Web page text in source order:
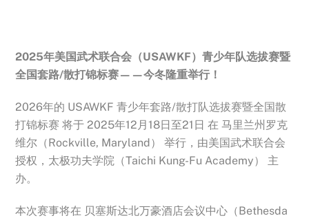
2025年美国武术联合会（USAWKF）青少年队选拔赛暨
全国套路/散打锦标赛——今冬隆重举行！
2026年的 USAWKF 青少年套路/散打队选拔赛暨全国散
打锦标赛 将于 2025年12月18日至21日 在 马里兰州罗克
维尔（Rockville, Maryland） 举行，由美国武术联合会
授权，太极功夫学院（Taichi Kung-Fu Academy） 主
办。
本次赛事将在 贝塞斯达北万豪酒店会议中心（Bethesda